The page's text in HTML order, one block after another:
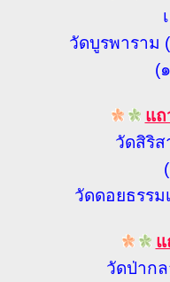
วัดบูรพาราม
(
แ
วัดสิริ
วัดดอยธรร
วัดป่าก